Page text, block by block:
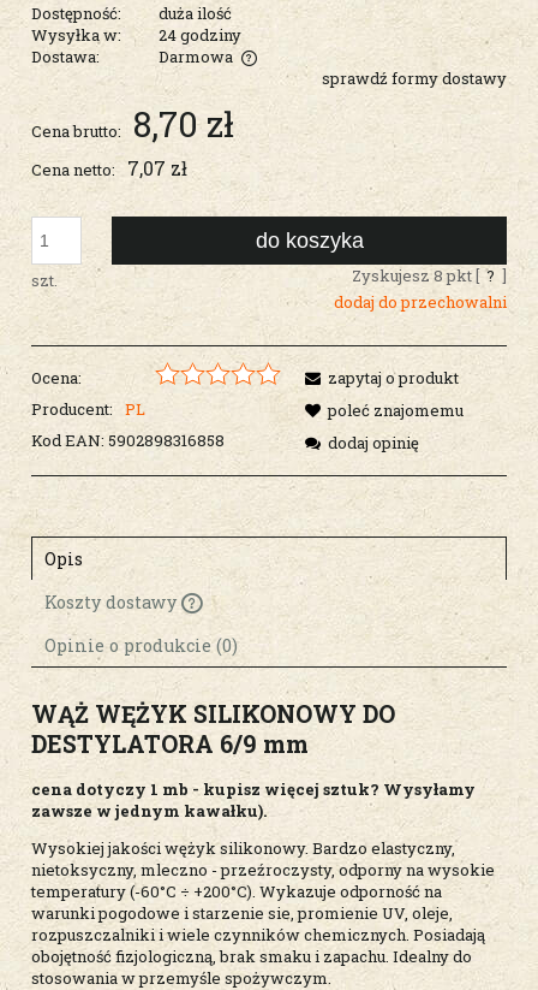
Dostępność:
duża ilość
Wysyłka w:
24 godziny
Dostawa:
Darmowa
Cena nie zawiera ewentualnych kosztów płatności
sprawdź formy dostawy
Cena brutto: 8,70 zł
Cena netto: 7,07 zł
szt.
do koszyka
Zyskujesz8pkt [ ? ]
dodaj do przechowalni
Ocena:
Producent:
PL
Kod EAN: 5902898316858
zapytaj o produkt
poleć znajomemu
dodaj opinię
Opis
Koszty dostawy
Cena nie zawiera ewentualnych kosztów
płatności
Opinie o produkcie (0)
WĄŻ WĘŻYK SILIKONOWY DO
DESTYLATORA 6/9 mm
cena dotyczy 1 mb - kupisz więcej sztuk? Wysyłamy
zawsze w jednym kawałku).
Wysokiej jakości wężyk silikonowy. Bardzo elastyczny,
nietoksyczny, mleczno - przeźroczysty, odporny na wysokie
temperatury (-60°C ÷ +200°C). Wykazuje odporność na
warunki pogodowe i starzenie sie, promienie UV, oleje,
rozpuszczalniki i wiele czynników chemicznych. Posiadają
obojętność fizjologiczną, brak smaku i zapachu. Idealny do
stosowania w przemyśle spożywczym.